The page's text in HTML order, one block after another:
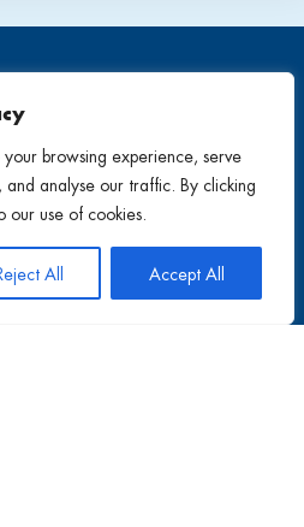
browsing experience, serve
analyse our traffic. By clicking
use of cookies.
All Accept All
JSC